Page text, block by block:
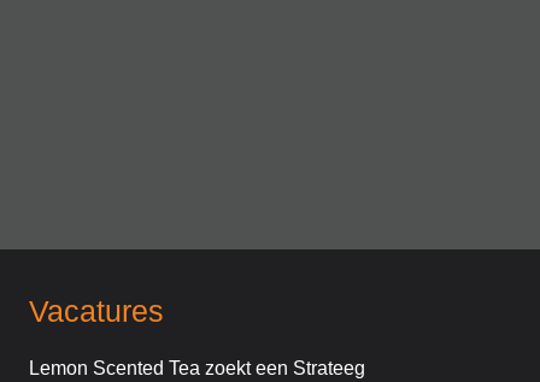
Vacatures
Lemon Scented Tea zoekt een Strateeg